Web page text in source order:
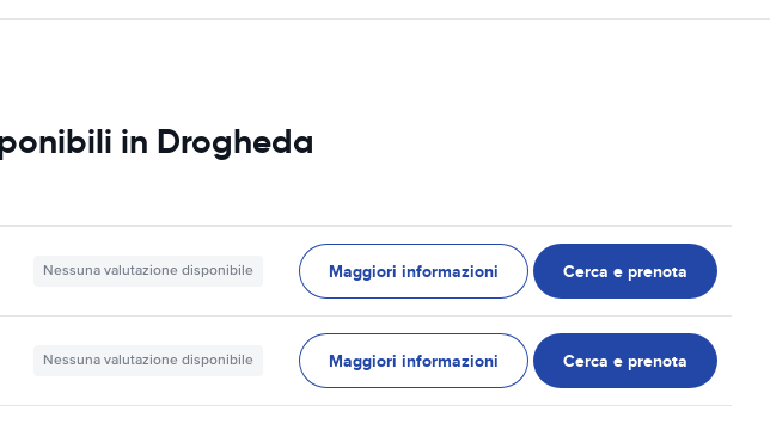
in Drogheda
Nessuna valutazione disponibile Maggiori informazioni Cerca e prenota
Nessuna valutazione disponibile Maggiori informazioni Cerca e prenota